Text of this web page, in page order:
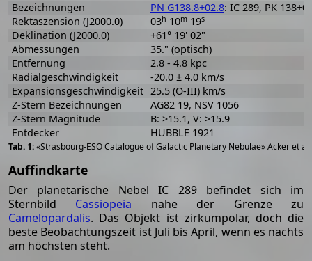
«Strasbourg-ESO Catalogue of Galactic Planetary Nebulae» Acker et
Bezeichnungen PN G138.8+02.8: IC 289, PK
Rektaszension (J2000.0)
03h 10m19s
Deklination (J2000.0)
+61° 19' 02"
Abmessungen
35." (optisch)
Entfernung
2.8 - 4.8 kpc
Radialgeschwindigkeit
-20.0 ± 4.0 km/s
Expansionsgeschwindigkeit 25.5 (O-III) km/s
Z-Stern Bezeichnungen
AG82 19, NSV 1056
Z-Stern Magnitude
B: >15.1, V: >15.9
Entdecker
HUBBLE 1921
Auffindkarte
Der planetarische Nebel IC 289 befindet sich im
Sternbild Cassiopeia nahe der Grenze zu
Camelopardalis. Das Objekt ist zirkumpolar, doch die
beste Beobachtungszeit ist Juli bis April, wenn es nachts
am höchsten steht.